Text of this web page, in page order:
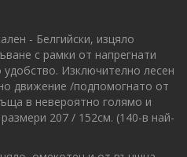
- Белгийски, изцяло
с рамки от напрегнати
Изключително лесен
движение /подпомогнато от
в невероятно голямо и
207 / 152см. (140-в най-